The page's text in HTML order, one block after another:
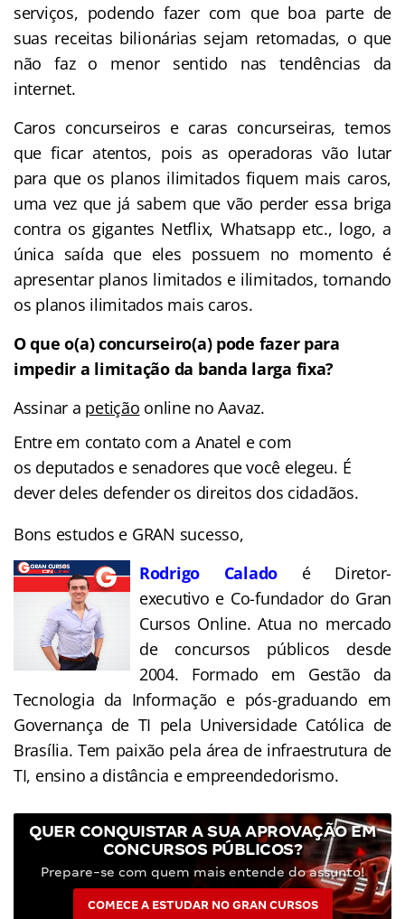
serviços, podendo fazer com que boa parte de
suas receitas bilionárias sejam retomadas, o que
não faz o menor sentido nas tendências da
internet.
Caros concurseiros e caras concurseiras, temos
que ficar atentos, pois as operadoras vão lutar
para que os planos ilimitados fiquem mais caros,
uma vez que já sabem que vão perder essa briga
contra os gigantes Netflix, Whatsapp etc., logo, a
única saída que eles possuem no momento é
apresentar planos limitados e ilimitados, tornando
os planos ilimitados mais caros.
O que o(a) concurseiro(a) pode fazer para
impedir a limitação da banda larga fixa?
Assinar a petição online no Aavaz.
Entre em contato com a Anatel e com
os deputados e senadores que você elegeu. É
dever deles defender os direitos dos cidadãos.
Bons estudos e GRAN sucesso,
Rodrigo Calado é Diretor-
executivo e Co-fundador do Gran
Cursos Online. Atua no mercado
de concursos públicos desde
2004. Formado em Gestão da
Tecnologia da Informação e pós-graduando em
Governança de TI pela Universidade Católica de
Brasília. Tem paixão pela área de infraestrutura de
TI, ensino a distância e empreendedorismo.
QUER CONQUISTAR A SUA APROVAÇÃO EM
CONCURSOS PÚBLICOS?
Prepare-se com quem mais entende do assunto!
COMECE A ESTUDAR NO GRAN CURSOS